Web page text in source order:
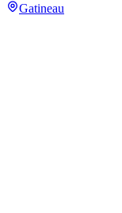
Gatineau